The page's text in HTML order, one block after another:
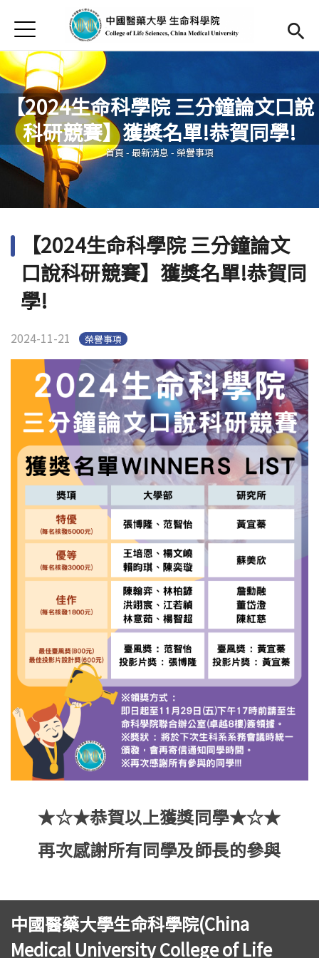
首頁
最新消息
Open submenu (關於本院)
關於本院
研究發展及特色
活動集錦
發展及就業
Open
English
【2024生命科學院 三分鐘論文口說
科研競賽】獲獎名單!恭賀同學!
您在這裡
首頁 - 最新消息 - 榮譽事項
【2024生命科學院 三分鐘論文
口說科研競賽】獲獎名單!恭賀同
學!
2024-11-21 榮譽事項
★☆★恭賀以上獲獎同學★☆★
再次感謝所有同學及師長的參與
中國醫藥大學生命科學院(China
Medical University College of Life